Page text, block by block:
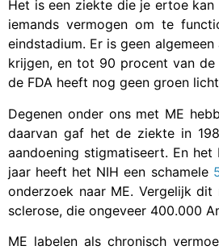
Het is een ziekte die je ertoe
iemands vermogen om te
eindstadium. Er is geen
krijgen, en tot 90 procent van
de FDA heeft nog geen groen
Degenen onder ons met ME
daarvan gaf het de ziekte in
aandoening stigmatiseert. En
jaar heeft het NIH een schamele
onderzoek naar ME. Vergelijk
sclerose, die ongeveer 400.000
ME labelen als chronisch